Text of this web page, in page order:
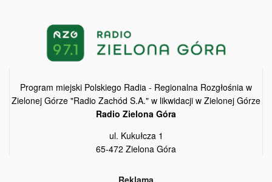
Program miejski Polskiego Radia - Regionalna Rozgłośnia w
Zielonej Górze "Radio Zachód S.A." w likwidacji w Zielonej Górze
Radio Zielona Góra
ul. Kukułcza 1
65-472 Zielona Góra
Reklama